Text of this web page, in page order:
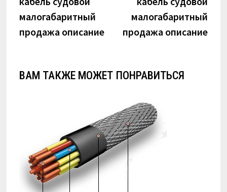
записям
малогабаритный
продажа описание
малогабаритный
продажа описание
ВАМ ТАКЖЕ МОЖЕТ ПОНРАВИТЬСЯ